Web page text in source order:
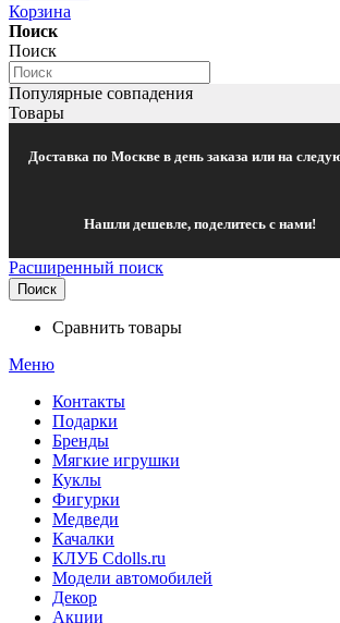
Корзина
Поиск
Поиск
Популярные совпадения
Товары
Доставка по Москве в день заказа или на
Нашли дешевле, поделитесь с нами!
Расширенный поиск
Поиск
Сравнить товары
Меню
Контакты
Подарки
Бренды
Мягкие игрушки
Куклы
Фигурки
Медведи
Качалки
КЛУБ Cdolls.ru
Модели автомобилей
Декор
Акции